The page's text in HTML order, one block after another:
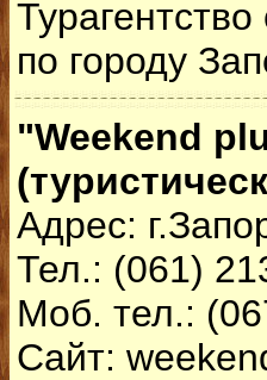
по городу
"Weekend
Адрес:
Тел.: (061)
Моб. тел.:
Сайт: